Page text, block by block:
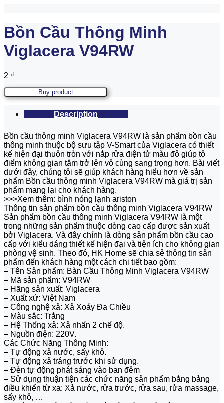
Bồn Cầu Thông Minh
Viglacera V94RW
2 ₫
Buy product
Description
Bồn cầu thông minh Viglacera V94RW là sản phẩm bồn cầu
thông minh thuộc bộ sưu tập V-Smart của Viglacera có thiết
kế hiện đại thuôn tròn với nắp rửa điện tử màu đỏ giúp tô
điểm không gian tắm trở lên vô cùng sang trọng hơn. Bài viết
dưới đây, chúng tôi sẽ giúp khách hàng hiểu hơn về sản
phẩm Bồn cầu thông minh Viglacera V94RW mà giá trị sản
phẩm mang lại cho khách hàng.
>>>Xem thêm: bình nóng lạnh ariston
Thông tin sản phẩm bồn cầu thông minh Viglacera V94RW
Sản phẩm bồn cầu thông minh Viglacera V94RW là một
trong những sản phẩm thuộc dòng cao cấp được sản xuất
bởi Viglacera. Và đây chính là dòng sản phẩm bồn cầu cao
cấp với kiểu dáng thiết kế hiện đại và tiện ích cho không gian
phòng vệ sinh. Theo đó, HK Home sẽ chia sẻ thông tin sản
phẩm đến khách hàng một cách chi tiết bao gồm:
– Tên Sản phẩm: Bàn Cầu Thông Minh Viglacera V94RW
– Mã sản phẩm: V94RW
– Hãng sản xuất: Viglacera
– Xuất xứ: Việt Nam
– Công nghệ xả: Xả Xoáy Đa Chiều
– Màu sắc: Trắng
– Hệ Thống xả: Xả nhấn 2 chế độ.
– Nguồn điện: 220V.
Các Chức Năng Thông Minh:
– Tự động xả nước, sấy khô.
– Tự động xả tráng trước khi sử dụng.
– Đèn tự động phát sáng vào ban đêm
– Sử dụng thuận tiện các chức năng sản phẩm bằng bảng
điều khiển từ xa: Xả nước, rửa trước, rửa sau, rửa massage,
sấy khô, …